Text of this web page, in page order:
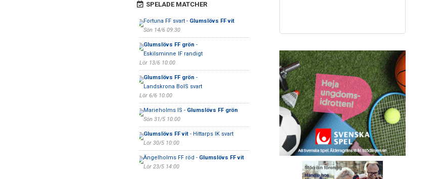
SPELADE MATCHER
Fortuna FF svart - Glumslövs FF vit
Sön 14/6 09:30
Glumslövs FF grön -
Eskilsminne IF randigt
Lör 13/6 10:00
Glumslövs FF grön -
Landskrona BoIS svart
Lör 6/6 10:00
Marieholms IS - Glumslövs FF grön
Sön 31/5 10:00
Glumslövs FF vit- Hittarps IK svart
Lör 30/5 10:00
Ängelholms FF röd - Glumslövs FF vit
Lör 23/5 14:00